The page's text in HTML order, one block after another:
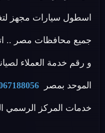
اسطول سيارات مجهز
جميع محافظات مصر ..
الموحد بمصر
خدمات المركز الرسمي